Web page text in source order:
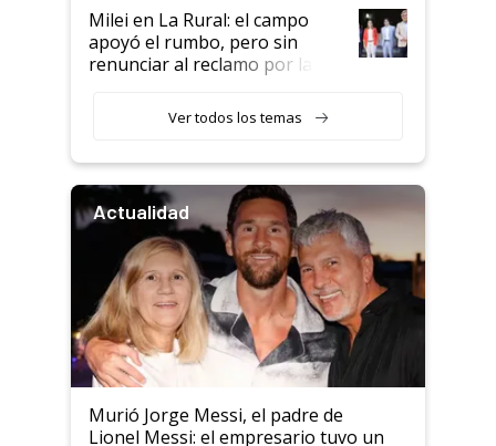
Milei en La Rural: el campo
apoyó el rumbo, pero sin
renunciar al reclamo por las
Ver todos los temas
Actualidad
Murió Jorge Messi, el padre de
Lionel Messi: el empresario tuvo un